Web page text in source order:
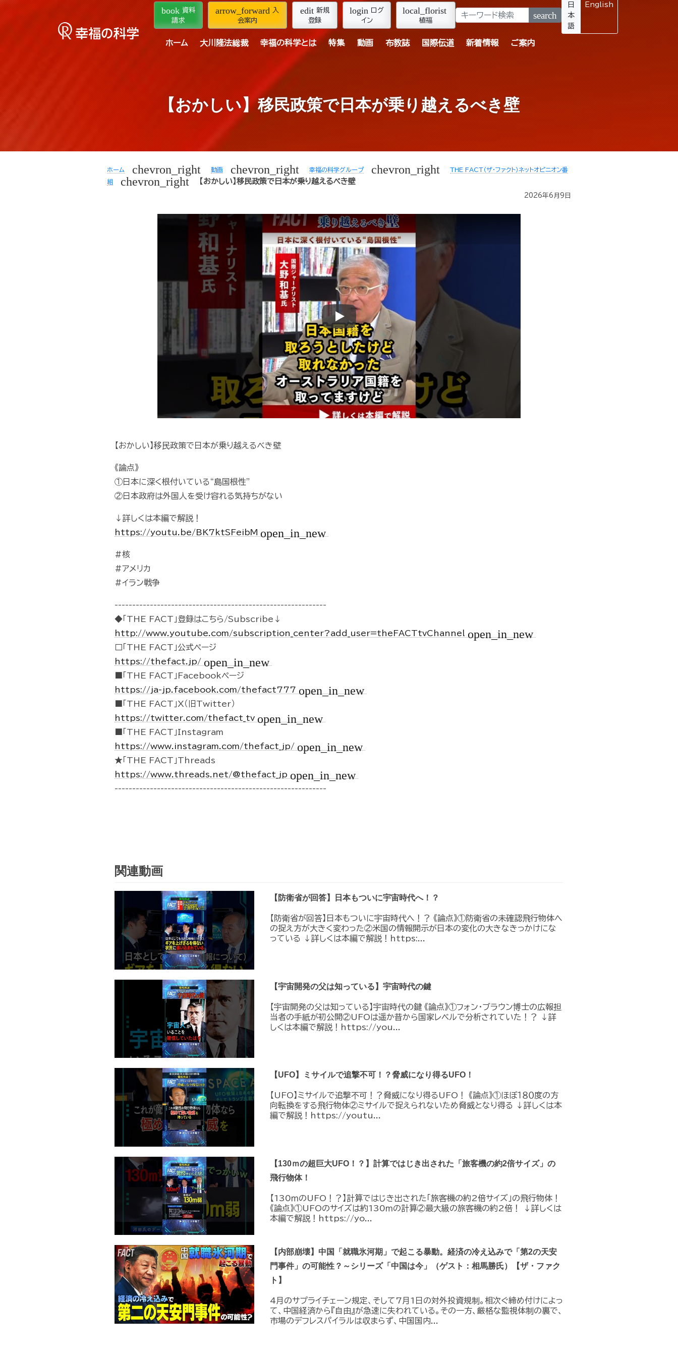
book 資料
請求
arrow_forward 入
会案内
edit 新規
登録
login ログ
イン
local_florist
植福 search
日
本
語
English
ホーム 大川隆法総裁 幸福の科学とは 特集 動画 布教誌 国際伝道 新着情報 ご案内
【おかしい】移民政策で日本が乗り越えるべき壁
ホーム chevron_right 動画 chevron_right 幸福の科学グループ chevron_right
THE FACT（ザ・ファクト）ネットオピニオン番
組
chevron_right 【おかしい】移民政策で日本が乗り越えるべき壁
2026年6月9日
Play
【おかしい】移民政策で日本が乗り越えるべき壁
《論点》
①日本に深く根付いている“島国根性”
②日本政府は外国人を受け容れる気持ちがない
↓詳しくは本編で解説！
https://youtu.be/BK7ktSFeibM open_in_new
#核
#アメリカ
#イラン戦争
------------------------------------------------------------
◆「THE FACT」登録はこちら/Subscribe↓
http://www.youtube.com/subscription_center?add_user=theFACTtvChannel open_in_new
□「THE FACT」公式ページ
https://thefact.jp/ open_in_new
■「THE FACT」Facebookページ
https://ja-jp.facebook.com/thefact777 open_in_new
■「THE FACT」X（旧Twitter）
https://twitter.com/thefact_tv open_in_new
■「THE FACT」Instagram
https://www.instagram.com/thefact_jp/ open_in_new
★「THE FACT」Threads
https://www.threads.net/@thefact_jp open_in_new
------------------------------------------------------------
関連動画
【防衛省が回答】日本もついに宇宙時代へ！？
【防衛省が回答】日本もついに宇宙時代へ！？ 《論点》①防衛省の未確認飛行物体へ
の捉え方が大きく変わった②米国の情報開示が日本の変化の大きなきっかけにな
っている ↓詳しくは本編で解説！https:...
【宇宙開発の父は知っている】宇宙時代の鍵
【宇宙開発の父は知っている】宇宙時代の鍵 《論点》①フォン・ブラウン博士の広報担
当者の手紙が初公開②UFOは遥か昔から国家レベルで分析されていた！？ ↓詳
しくは本編で解説！https://you...
【UFO】ミサイルで追撃不可！？脅威になり得るUFO！
【UFO】ミサイルで追撃不可！？脅威になり得るUFO！ 《論点》①ほぼ１８０度の方
向転換をする飛行物体②ミサイルで捉えられないため脅威となり得る ↓詳しくは本
編で解説！https://youtu...
【130ｍの超巨大UFO！？】計算ではじき出された「旅客機の約2倍サイズ」の
飛行物体！
【130ｍのUFO！？】計算ではじき出された「旅客機の約2倍サイズ」の飛行物体！
《論点》①UFOのサイズは約130ｍの計算②最大級の旅客機の約2倍！ ↓詳しくは
本編で解説！https://yo...
【内部崩壊】中国「就職氷河期」で起こる暴動。経済の冷え込みで「第2の天安
門事件」の可能性？～シリーズ「中国は今」（ゲスト：相馬勝氏）【ザ・ファク
ト】
4月のサプライチェーン規定、そして7月1日の対外投資規制。相次ぐ締め付けによっ
て、中国経済から『自由』が急速に失われている。その一方、厳格な監視体制の裏で、
市場のデフレスパイラルは収まらず、中国国内...